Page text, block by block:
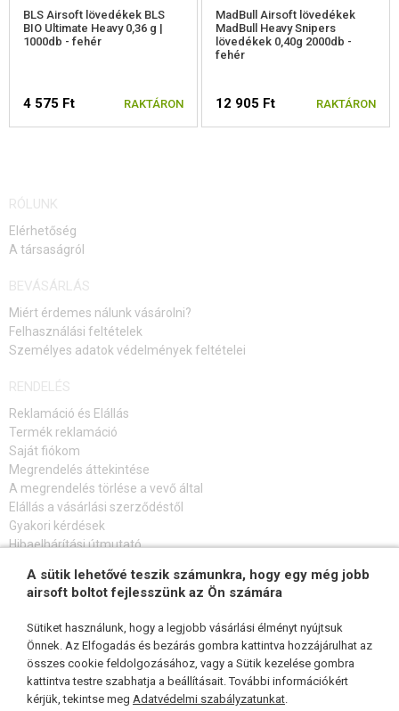
BLS Airsoft lövedékek BLS
BIO Ultimate Heavy 0,36 g |
1000db - fehér
4 575 Ft RAKTÁRON
MadBull Airsoft lövedékek
MadBull Heavy Snipers
lövedékek 0,40g 2000db -
fehér
12 905 Ft RAKTÁRON
RÓLUNK
Elérhetőség
A társaságról
BEVÁSÁRLÁS
Miért érdemes nálunk vásárolni?
Felhasználási feltételek
Személyes adatok védelmények feltételei
RENDELÉS
Reklamáció és Elállás
Termék reklamáció
Saját fiókom
Megrendelés áttekintése
A megrendelés törlése a vevő által
Elállás a vásárlási szerződéstől
Gyakori kérdések
Hibaelhárítási útmutató
FELIRATKOZÁS HÍRLEVÉLRE
KÖVESSEN MINKET
A sütik lehetővé teszik számunkra, hogy egy még jobb
airsoft boltot fejlesszünk az Ön számára
Sütiket használunk, hogy a legjobb vásárlási élményt nyújtsuk
Önnek. Az Elfogadás és bezárás gombra kattintva hozzájárulhat az
összes cookie feldolgozásához, vagy a Sütik kezelése gombra
kattintva testre szabhatja a beállításait. További információkért
kérjük, tekintse meg Adatvédelmi szabályzatunkat.